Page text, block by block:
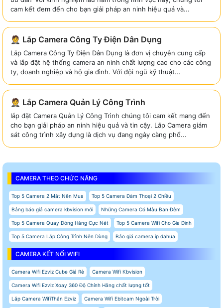
cam kết đem đến cho bạn giải pháp an ninh hiệu quả và...
🤵 Lắp Camera Công Ty Điện Dân Dụng
Lắp Camera Công Ty Điện Dân Dụng là đơn vị chuyên cung cấp
và lắp đặt hệ thống camera an ninh chất lượng cao cho các công
ty, doanh nghiệp và hộ gia đình. Với đội ngũ kỹ thuật...
🤵 Lắp Camera Quản Lý Công Trình
lắp đặt Camera Quản Lý Công Trình chúng tôi cam kết mang đến
cho bạn giải pháp an ninh hiệu quả và tin cậy. Lắp Camera giám
sát công trình xây dựng là dịch vụ đang ngày càng phổ...
CAMERA THEO CHỨC NĂNG
Top 5 Camera 2 Mắt Nên Mua Top 5 Camera Đàm Thoại 2 Chiều
Bảng báo giá camera kbvision mới Những Camera Có Màu Ban Đêm
Top 5 Camera Quay Đóng Hàng Cực Nét Top 5 Camera Wifi Cho Gia Đình
Top 5 Camera Lắp Công Trình Nên Dùng Báo giá camera ip dahua
CAMERA KẾT NỐI WIFI
Camera Wifi Ezviz Cube Giá Rẻ Camera Wifi Kbvision
Camera Wifi Ezviz Xoay 360 Độ Chính Hãng chất lượng tốt
Lắp Camera WifiThân Ezviz Camera Wifi Ebitcam Ngoài Trời